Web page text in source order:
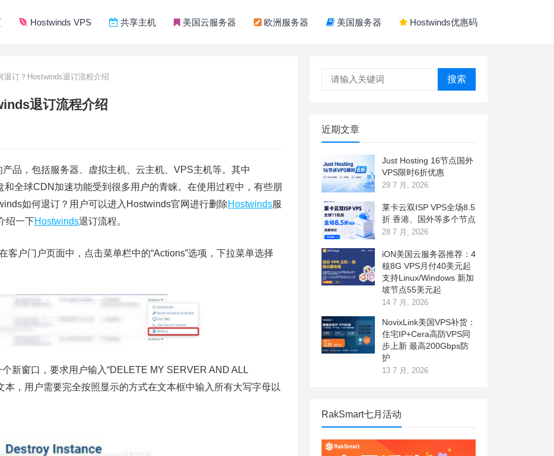
Hostwinds VPS 共享主机 美国云服务器 欧洲服务器 美国服务器 Hostwinds优惠码
退订？Hostwinds退订流程介绍
退订流程介绍
品，包括服务器、虚拟主机、云主机、VPS主机等。其中
全球CDN加速功能受到很多用户的青睐。在使用过程中，有些朋
如何退订？用户可以进入Hostwinds官网进行删除Hostwinds服
绍一下Hostwinds退订流程。
客户门户页面中，点击菜单栏中的“Actions”选项，下拉菜单选择
新窗口，要求用户输入“DELETE MY SERVER AND ALL
本，用户需要完全按照显示的方式在文本框中输入所有大写字母以
搜索
近期文章
Just Hosting 16节点国外
VPS限时6折优惠
29 7 月, 2026
莱卡云双ISP VPS全场8.5
折 香港、国外等多个节点
28 7 月, 2026
iON美国云服务器推荐：4
核8G VPS月付40美元起
支持Linux/Windows 新加
坡节点55美元起
14 7 月, 2026
NovixLink美国VPS补货：
住宅IP+Cera高防VPS同
步上新 最高200Gbps防
护
13 7 月, 2026
RakSmart七月活动